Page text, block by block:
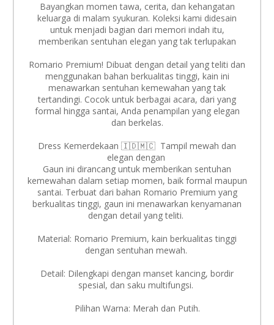
Bayangkan momen tawa, cerita, dan kehangatan
keluarga di malam syukuran. Koleksi kami didesain
untuk menjadi bagian dari memori indah itu,
memberikan sentuhan elegan yang tak terlupakan
Romario Premium! Dibuat dengan detail yang teliti dan
menggunakan bahan berkualitas tinggi, kain ini
menawarkan sentuhan kemewahan yang tak
tertandingi. Cocok untuk berbagai acara, dari yang
formal hingga santai, Anda penampilan yang elegan
dan berkelas.
Dress Kemerdekaan 🇮🇩🇲🇨 Tampil mewah dan
elegan dengan
Gaun ini dirancang untuk memberikan sentuhan
kemewahan dalam setiap momen, baik formal maupun
santai. Terbuat dari bahan Romario Premium yang
berkualitas tinggi, gaun ini menawarkan kenyamanan
dengan detail yang teliti.
Material: Romario Premium, kain berkualitas tinggi
dengan sentuhan mewah.
Detail: Dilengkapi dengan manset kancing, bordir
spesial, dan saku multifungsi.
Pilihan Warna: Merah dan Putih.